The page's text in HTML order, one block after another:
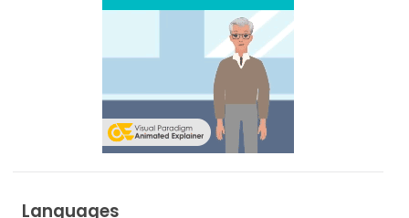
Languages